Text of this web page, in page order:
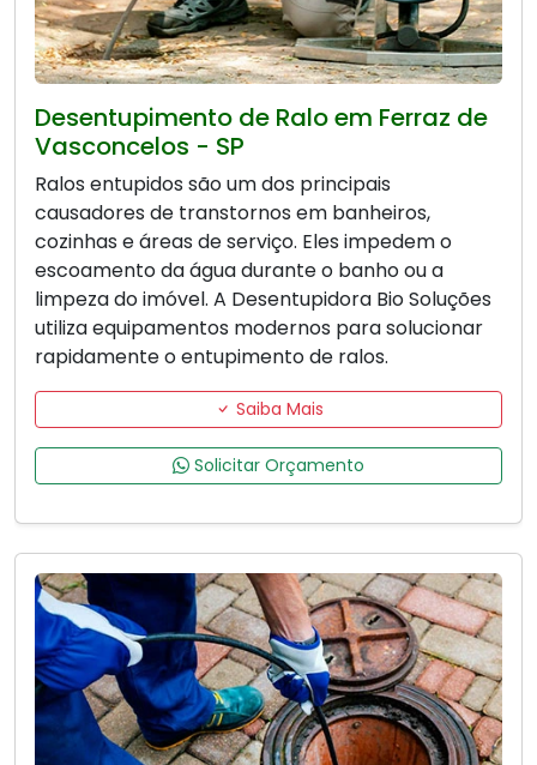
Desentupimento de Ralo em Ferraz de
Vasconcelos - SP
Ralos entupidos são um dos principais
causadores de transtornos em banheiros,
cozinhas e áreas de serviço. Eles impedem o
escoamento da água durante o banho ou a
limpeza do imóvel. A Desentupidora Bio Soluções
utiliza equipamentos modernos para solucionar
rapidamente o entupimento de ralos.
Saiba Mais
Solicitar Orçamento